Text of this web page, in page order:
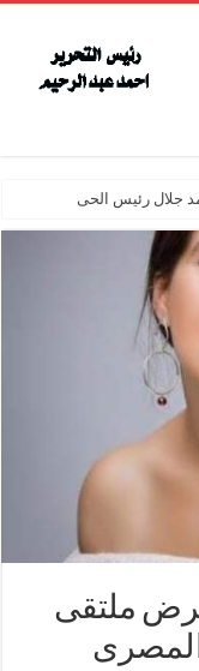
جلال رئيس الحى
ملتقى
المصرى